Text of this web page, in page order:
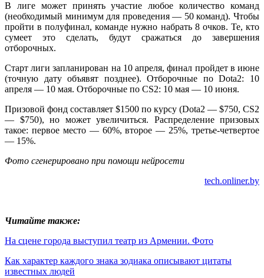
В лиге может принять участие любое количество команд
(необходимый минимум для проведения — 50 команд). Чтобы
пройти в полуфинал, команде нужно набрать 8 очков. Те, кто
сумеет это сделать, будут сражаться до завершения
отборочных.
Старт лиги запланирован на 10 апреля, финал пройдет в июне
(точную дату объявят позднее). Отборочные по Dota2: 10
апреля — 10 мая. Отборочные по CS2: 10 мая — 10 июня.
Призовой фонд составляет $1500 по курсу (Dota2 — $750, CS2
— $750), но может увеличиться. Распределение призовых
такое: первое место — 60%, второе — 25%, третье-четвертое
— 15%.
Фото сгенерировано при помощи нейросети
tech.onliner.by
Читайте также:
На сцене города выступил театр из Армении. Фото
Как характер каждого знака зодиака описывают цитаты
известных людей